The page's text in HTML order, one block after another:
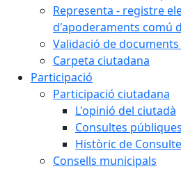
Representa - registre
d'apoderaments comú
Validació de
Carpeta ciutadana
Participació
Participació ciutadana
L'opinió del ciutadà
Consultes públiques
Històric de
Consells municipals